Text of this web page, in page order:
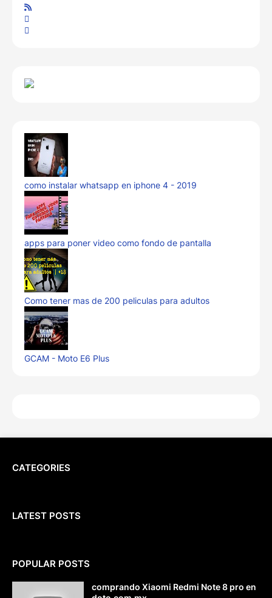
como instalar whatsapp en iphone 4 - 2019
apps para poner video como fondo de pantalla
Como tener mas de 200 peliculas para adultos
GCAM - Moto E6 Plus
CATEGORIES
LATEST POSTS
POPULAR POSTS
comprando Xiaomi Redmi Note 8 pro en